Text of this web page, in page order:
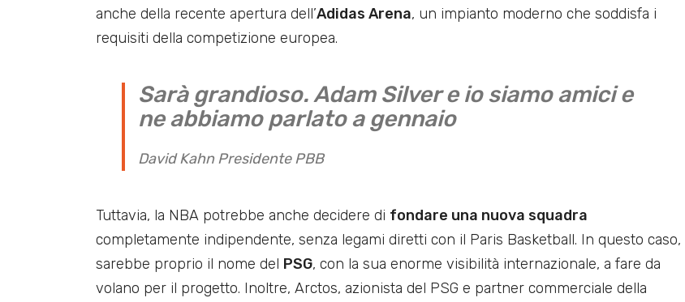
anche della recente apertura dell’Adidas Arena, un impianto moderno che soddisfa i
requisiti della competizione europea.
Sarà grandioso. Adam Silver e io siamo amici e
ne abbiamo parlato a gennaio
David Kahn Presidente PBB
Tuttavia, la NBA potrebbe anche decidere di fondare una nuova squadra
completamente indipendente, senza legami diretti con il Paris Basketball. In questo caso,
sarebbe proprio il nome del PSG, con la sua enorme visibilità internazionale, a fare da
volano per il progetto. Inoltre, Arctos, azionista del PSG e partner commerciale della